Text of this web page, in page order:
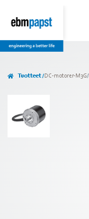
Tuotteet /DC-motorer-M3G/